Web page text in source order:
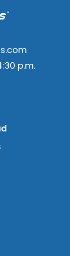
p.m.